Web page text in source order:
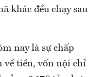
khác đều chạy sau
nay là sự chấp
về tiền, vốn nội chỉ